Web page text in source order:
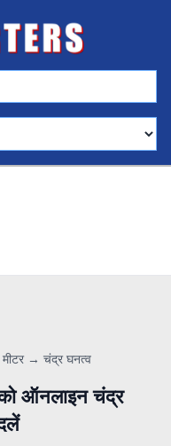
मीटर → चंद्र घनत्व
को ऑनलाइन चंद्र